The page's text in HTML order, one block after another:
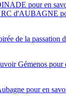
pour en
RC d'AUBAGNE
de la passation
Gémenos pour
pour en